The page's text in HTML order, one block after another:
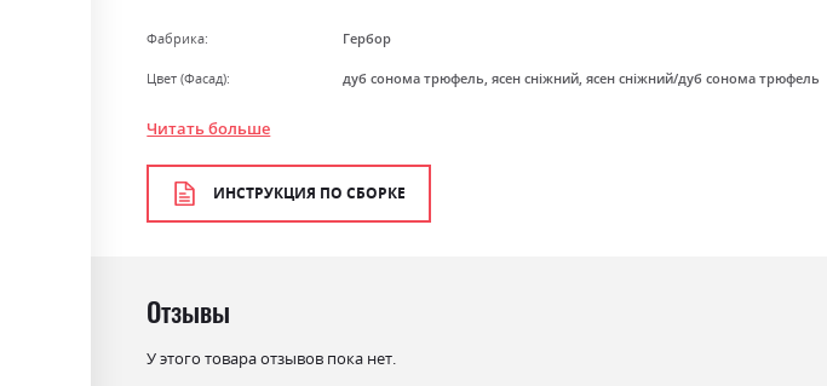
Фабрика: Гербор
Цвет (Фасад): дуб сонома трюфель, ясен сніжний, ясен сніжний/дуб сонома трюфель
Цвет (Корпус):
Стиль класика, прованс, ретро
Читать больше
ИНСТРУКЦИЯ ПО СБОРКЕ
Отзывы
У этого товара отзывов пока нет.